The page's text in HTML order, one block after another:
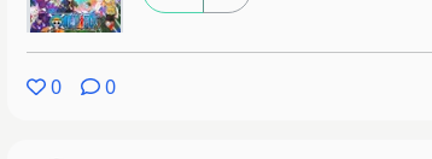
0 0